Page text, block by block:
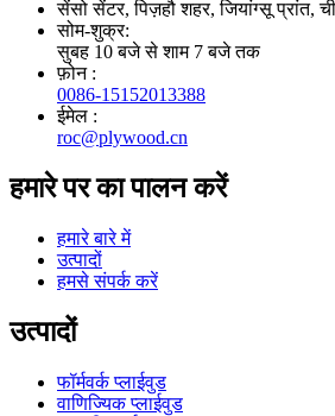
सेंसो सेंटर, पिज़हौ शहर, जियांग्सू प्रांत,
सोम-शुक्र:
सुबह 10 बजे से शाम 7 बजे तक
फ़ोन :
0086-15152013388
ईमेल :
roc@plywood.cn
हमारे पर का पालन करें
हमारे बारे में
उत्पादों
हमसे संपर्क करें
उत्पादों
फॉर्मवर्क प्लाईवुड
वाणिज्यिक प्लाईवुड